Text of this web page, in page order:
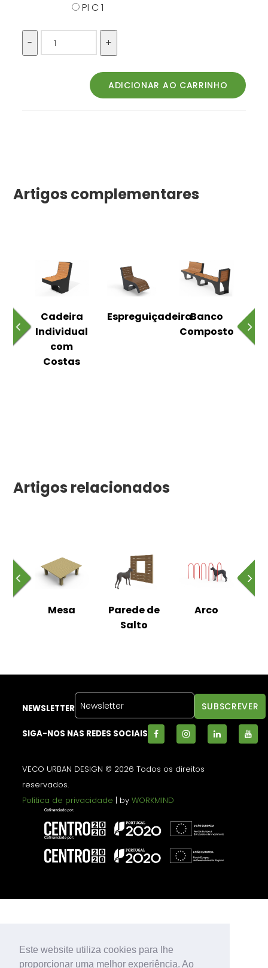
Este website utiliza cookies para lhe
proporcionar uma melhor experiência. Ao
PI C 1
Artigos complementares
Cadeira
Individual
com
Costas
EspreguiçadeiraBanco
Composto
Artigos relacionados
Mesa
Parede de
Salto
Arco
NEWSLETTER
SIGA-NOS NAS REDES SOCIAIS
VECO URBAN DESIGN © 2026 Todos os direitos
reservados.
Política de privacidade | byWORKMIND